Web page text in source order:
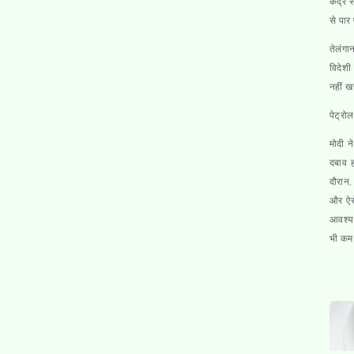
से
नहीं
मोदी
दबाव
और
भी